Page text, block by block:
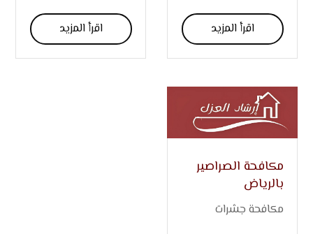
اقرأ المزيد اقرأ المزيد
مكافحة الصراصير
بالرياض
مكافحة جشرات